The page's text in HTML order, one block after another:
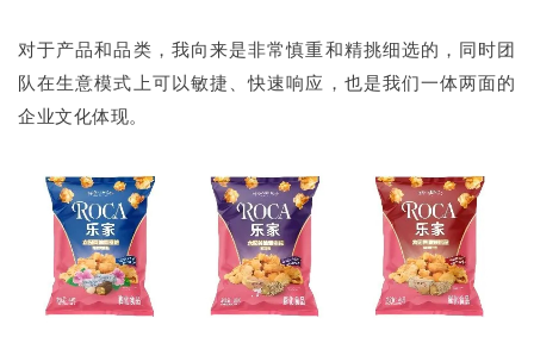
对于产品和品类，我向来是非常慎重和精挑细选的，同时团
队在生意模式上可以敏捷、快速响应，也是我们一体两面的
企业文化体现。